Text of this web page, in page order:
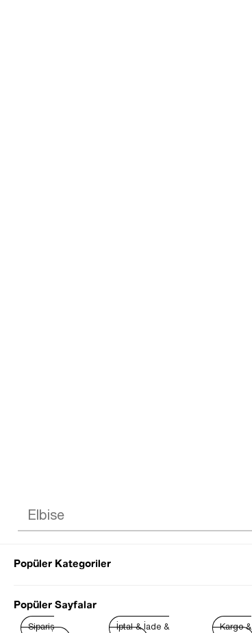
Popüler Kategoriler
Popüler Sayfalar
Sipariş İptal & İade & Kargo &